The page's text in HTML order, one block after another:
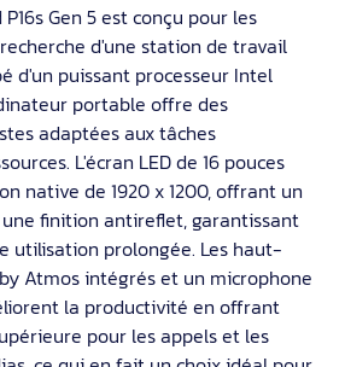
Gen 5 est conçu pour les
d'une station de travail
d'un puissant processeur Intel
portable offre des
adaptées aux tâches
L'écran LED de 16 pouces
native de 1920 x 1200, offrant un
finition antireflet, garantissant
utilisation prolongée. Les haut-
Atmos intégrés et un microphone
la productivité en offrant
pour les appels et les